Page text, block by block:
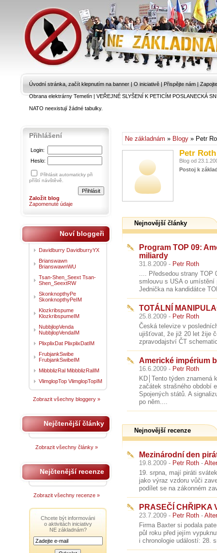
Úvodní stránka, začít klepnutím na banner | O iniciativě | Přispějte nám |
Obrana elektrárny Temelín|VEŘEJNÉ SLYŠENÍ K PETICÍM POSLANECKÁ
NATO neexistují žádné tabulky.
Ne základnám » Blogy » Petr
Petr Roth
Blog od
Postoj k
Nejnovější články
Program TOP 09:
miliardy
31.8.2009 - Petr Roth
.... Předsedou strany TOP
smlouvu s USA o umístění
Jednička na kandidátce
TOTÁLNÍ
25.8.2009 - Petr Roth
Česká televize v
ujišťovat, že již 20 let žije
zpravodajství ČT
Americké impérium
16.6.2009 - Petr Roth
KD│Tento týden znamená
začátek strašného období
Spojených států. A
po něm....
Nejnovější recenze
Mezinárodní den
19.8.2009 - Petr Roth -
19. srpna, mají piráti
jako výraz vzdoru vůči
podílet se na zákonném
PRASEČÍ CHŘIPKA
23.7.2009 - Petr Roth -
Firma Baxter si podala
půl roku před jejím
i chronologie událostí: 28.
Přihlášení
Login:
Heslo:
Přihlásit automaticky při
příští návštěvě.
Založit blog
Zapomenuté údaje
Noví bloggeři
Davidburry DavidburryYX
Brianswawn
BrianswawnWU
Tsan-Shen_Seext Tsan-
Shen_SeextRW
SkonknopthyPe
SkonknopthyPeIM
Klozkribspume
KlozkribspumeIM
NubbjlopVenda
NubbjlopVendaIM
PlixplixDat PlixplixDatIM
FrubjankSwibe
FrubjankSwibeIM
MibbblizRal MibbblizRalIM
VlimglopTop VlimglopTopIM
Zobrazit všechny bloggery »
Nejčtenější články
Zobrazit všechny články »
Nejčtenější recenze
Zobrazit všechny recenze »
Chcete být informováni
o aktivitách iniciativy
NE základnám?